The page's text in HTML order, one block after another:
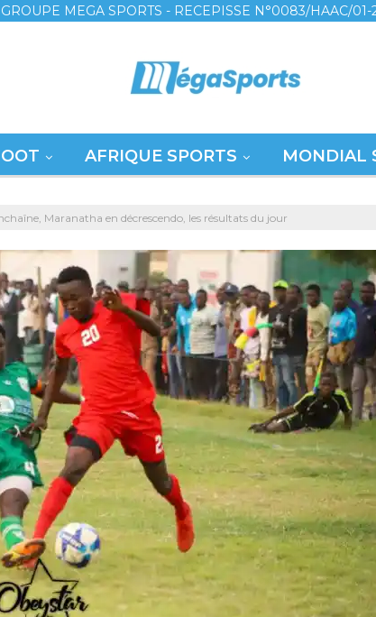
GROUPE MEGA SPORTS - RECEPISSE N°0083/HAAC/
AFRIQUE SPORTS MONDIAL
Maranatha en décrescendo, les résultats du jour